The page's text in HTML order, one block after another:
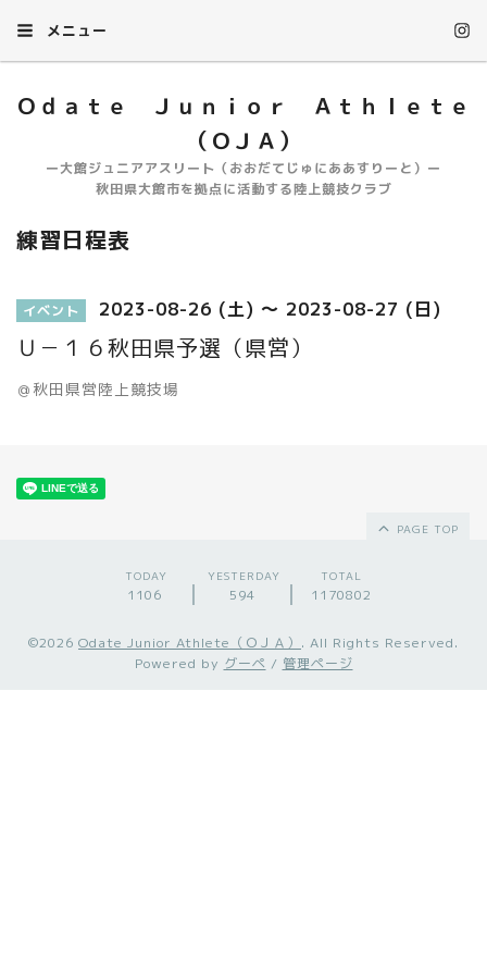
メニュー
Ｏｄａｔｅ Ｊｕｎｉｏｒ Ａｔｈｌｅｔｅ
（ＯＪＡ）
ー大館ジュニアアスリート（おおだてじゅにああすりーと）ー
秋田県大館市を拠点に活動する陸上競技クラブ
練習日程表
イベント 2023-08-26 (土) ～ 2023-08-27 (日)
Ｕ－１６秋田県予選（県営）
＠秋田県営陸上競技場
PAGE TOP
TODAY
1106
YESTERDAY
594
TOTAL
1170802
©2026 Odate Junior Athlete（ＯＪＡ） . All Rights Reserved.
Powered by グーペ / 管理ページ